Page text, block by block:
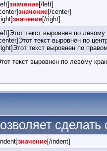
значение[/left]
значение[/center]
значение[/right]
текст выровнен по
текст выровнен по
текст выровнен по
текст выровнен по левому
сделать
значение[/indent]